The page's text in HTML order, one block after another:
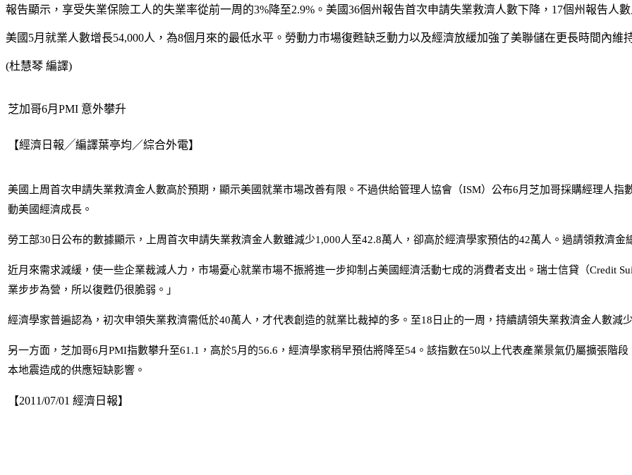
報告顯示，享受失業保險工人的失業率從前一周的3%降至2.9%。美國36個州報告首次申請失業救濟人數下降，17個州報告人
美國5月就業人數增長54,000人，為8個月來的最低水平。勞動力市場復甦缺乏動力以及經濟放緩加強了美聯儲在更長時間內維
(杜慧琴 編譯)
芝加哥6月PMI 意外攀升
【經濟日報╱編譯葉亭均／綜合外電】
美國上周首次申請失業救濟金人數高於預期，顯示美國就業市場改善有限。不過供給管理人協會（ISM）公布6月芝加哥採購經理人
動美國經濟成長。
勞工部30日公布的數據顯示，上周首次申請失業救濟金人數雖減少1,000人至42.8萬人，卻高於經濟學家預估的42萬人。過請領救濟
近月來需求減緩，使一些企業裁減人力，市場憂心就業市場不振將進一步抑制占美國經濟活動七成的消費者支出。瑞士信貸（Credit
業步步為營，所以復甦仍很脆弱。」
經濟學家普遍認為，初次申領失業救濟需低於40萬人，才代表創造的就業比裁掉的多。至18日止的一周，持續請領失業救濟金人數減
另一方面，芝加哥6月PMI指數攀升至61.1，高於5月的56.6，經濟學家稍早預估將降至54。該指數在50以上代表產業景氣仍屬擴張階
本地震造成的供應短缺影響。
【2011/07/01 經濟日報】